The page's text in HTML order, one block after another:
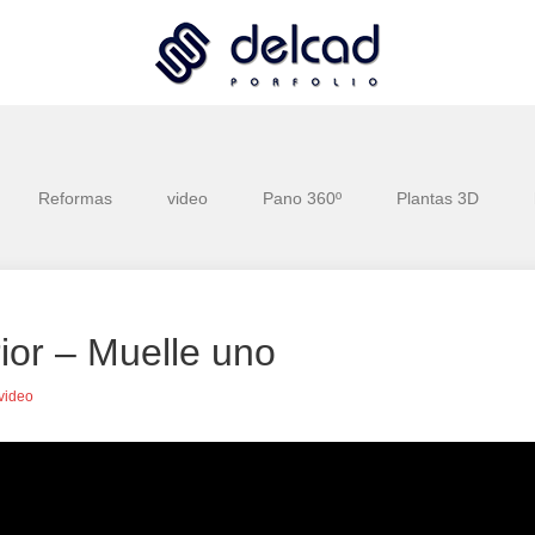
Reformas video Pano 360º Plantas 3D
– Muelle uno